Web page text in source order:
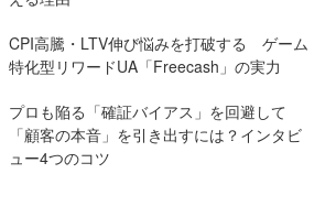
CPI高騰・LTV伸び悩みを打破する ゲーム
特化型リワードUA「Freecash」の実力
プロも陥る「確証バイアス」を回避して
「顧客の本音」を引き出すには？インタビ
ュー4つのコツ